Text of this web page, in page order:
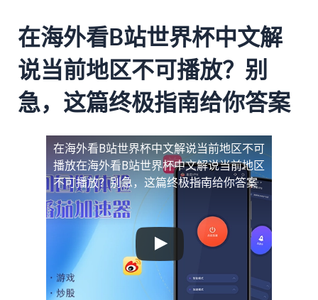
在海外看B站世界杯中文解
说当前地区不可播放？别
急，这篇终极指南给你答案
在海外看B站世界杯中文解说当前地区不可
播放在海外看B站世界杯中文解说当前地区
不可播放？别急，这篇终极指南给你答案